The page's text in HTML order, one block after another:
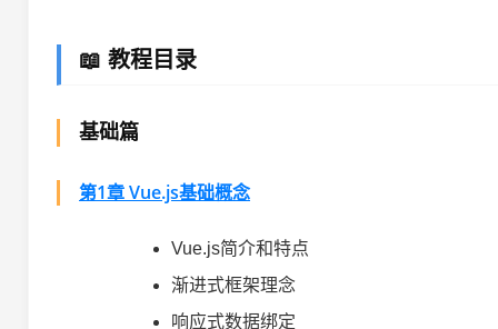
📖 教程目录
基础篇
第1章 Vue.js基础概念
Vue.js简介和特点
渐进式框架理念
响应式数据绑定